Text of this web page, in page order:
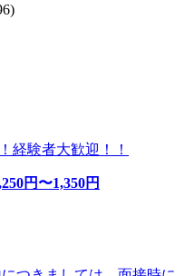
経験者大歓迎！！
円〜1,350円